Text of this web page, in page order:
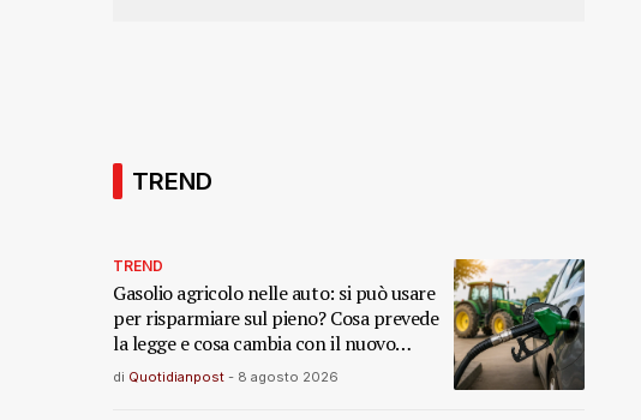
TREND
TREND
Gasolio agricolo nelle auto: si può usare
per risparmiare sul pieno? Cosa prevede
la legge e cosa cambia con il nuovo
decreto
di Quotidianpost - 8 agosto 2026